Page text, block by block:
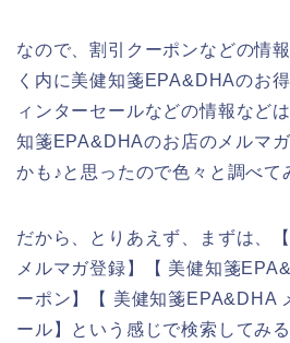
なので、割引クーポンなどの情
く内に美健知箋EPA&DHAのお
ィンターセールなどの情報など
知箋EPA&DHAのお店のメルマ
かも♪と思ったので色々と調べて
だから、とりあえず、まずは、
メルマガ登録】【 美健知箋
ーポン】【 美健知箋EPA&DHA
ール】という感じで検索してみ